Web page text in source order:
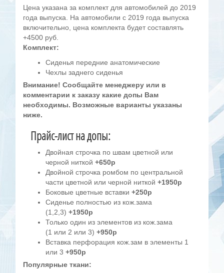
Цена указана за комплект для автомобилей до 2019
года выпуска. На автомобили с 2019 года выпуска
включительно, цена комплекта будет составлять
+4500 руб.
Комплект:
Сиденья передние анатомические
Чехлы заднего сиденья
Внимание! Сообщайте менеджеру или в
комментарии к заказу какие допы Вам
необходимы. Возможные варианты указаны
ниже.
Прайс-лист на допы:
Двойная строчка по швам цветной или
черной ниткой+650р
Двойной строчка ромбом по центральной
части цветной или черной ниткой+1950р
Боковые цветные вставки+250р
Сиденье полностью из кож.зама
(1,2,3)+1950р
Только один из элементов из кож.зама
(1 или 2 или 3)+950р
Вставка перфорация кож.зам в элементы 1
или 3+950р
Популярные ткани: